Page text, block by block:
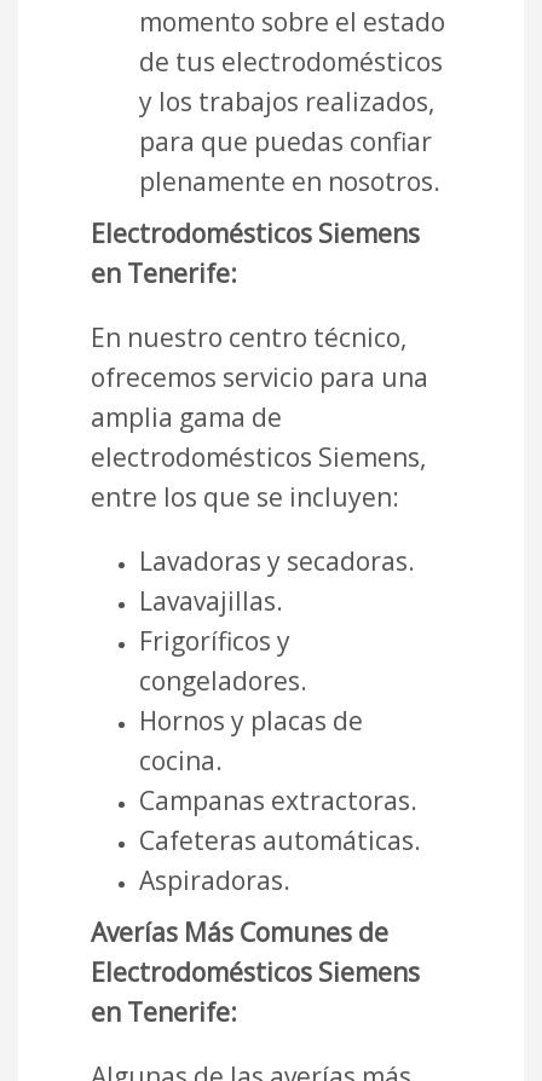
momento sobre el estado
de tus electrodomésticos
y los trabajos realizados,
para que puedas confiar
plenamente en nosotros.
Electrodomésticos Siemens
en Tenerife:
En nuestro centro técnico,
ofrecemos servicio para una
amplia gama de
electrodomésticos Siemens,
entre los que se incluyen:
Lavadoras y secadoras.
Lavavajillas.
Frigoríficos y
congeladores.
Hornos y placas de
cocina.
Campanas extractoras.
Cafeteras automáticas.
Aspiradoras.
Averías Más Comunes de
Electrodomésticos Siemens
en Tenerife: